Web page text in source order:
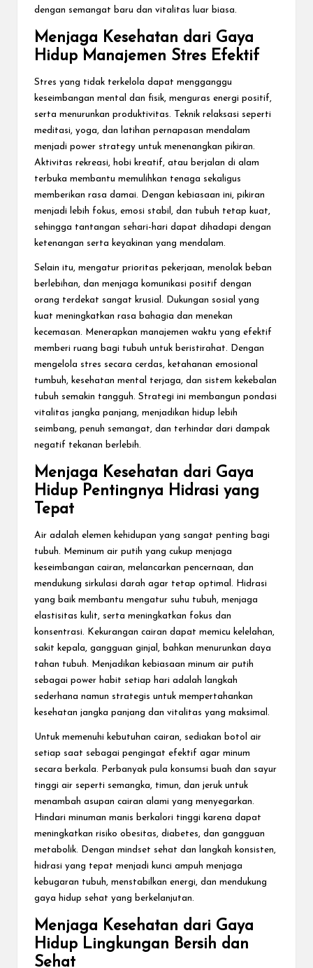
dengan semangat baru dan vitalitas luar biasa.
Menjaga Kesehatan dari Gaya
Hidup Manajemen Stres Efektif
Stres yang tidak terkelola dapat mengganggu
keseimbangan mental dan fisik, menguras energi positif,
serta menurunkan produktivitas. Teknik relaksasi seperti
meditasi, yoga, dan latihan pernapasan mendalam
menjadi power strategy untuk menenangkan pikiran.
Aktivitas rekreasi, hobi kreatif, atau berjalan di alam
terbuka membantu memulihkan tenaga sekaligus
memberikan rasa damai. Dengan kebiasaan ini, pikiran
menjadi lebih fokus, emosi stabil, dan tubuh tetap kuat,
sehingga tantangan sehari-hari dapat dihadapi dengan
ketenangan serta keyakinan yang mendalam.
Selain itu, mengatur prioritas pekerjaan, menolak beban
berlebihan, dan menjaga komunikasi positif dengan
orang terdekat sangat krusial. Dukungan sosial yang
kuat meningkatkan rasa bahagia dan menekan
kecemasan. Menerapkan manajemen waktu yang efektif
memberi ruang bagi tubuh untuk beristirahat. Dengan
mengelola stres secara cerdas, ketahanan emosional
tumbuh, kesehatan mental terjaga, dan sistem kekebalan
tubuh semakin tangguh. Strategi ini membangun pondasi
vitalitas jangka panjang, menjadikan hidup lebih
seimbang, penuh semangat, dan terhindar dari dampak
negatif tekanan berlebih.
Menjaga Kesehatan dari Gaya
Hidup Pentingnya Hidrasi yang
Tepat
Air adalah elemen kehidupan yang sangat penting bagi
tubuh. Meminum air putih yang cukup menjaga
keseimbangan cairan, melancarkan pencernaan, dan
mendukung sirkulasi darah agar tetap optimal. Hidrasi
yang baik membantu mengatur suhu tubuh, menjaga
elastisitas kulit, serta meningkatkan fokus dan
konsentrasi. Kekurangan cairan dapat memicu kelelahan,
sakit kepala, gangguan ginjal, bahkan menurunkan daya
tahan tubuh. Menjadikan kebiasaan minum air putih
sebagai power habit setiap hari adalah langkah
sederhana namun strategis untuk mempertahankan
kesehatan jangka panjang dan vitalitas yang maksimal.
Untuk memenuhi kebutuhan cairan, sediakan botol air
setiap saat sebagai pengingat efektif agar minum
secara berkala. Perbanyak pula konsumsi buah dan sayur
tinggi air seperti semangka, timun, dan jeruk untuk
menambah asupan cairan alami yang menyegarkan.
Hindari minuman manis berkalori tinggi karena dapat
meningkatkan risiko obesitas, diabetes, dan gangguan
metabolik. Dengan mindset sehat dan langkah konsisten,
hidrasi yang tepat menjadi kunci ampuh menjaga
kebugaran tubuh, menstabilkan energi, dan mendukung
gaya hidup sehat yang berkelanjutan.
Menjaga Kesehatan dari Gaya
Hidup Lingkungan Bersih dan
Sehat